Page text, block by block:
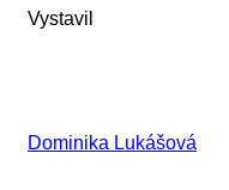
Vystavil
Dominika Lukášová